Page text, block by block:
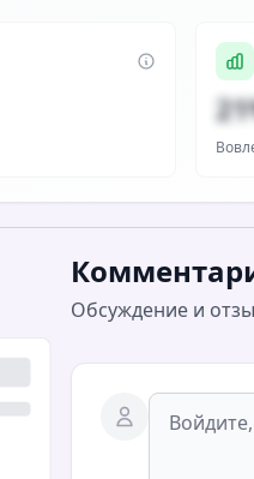
Обсуждение и